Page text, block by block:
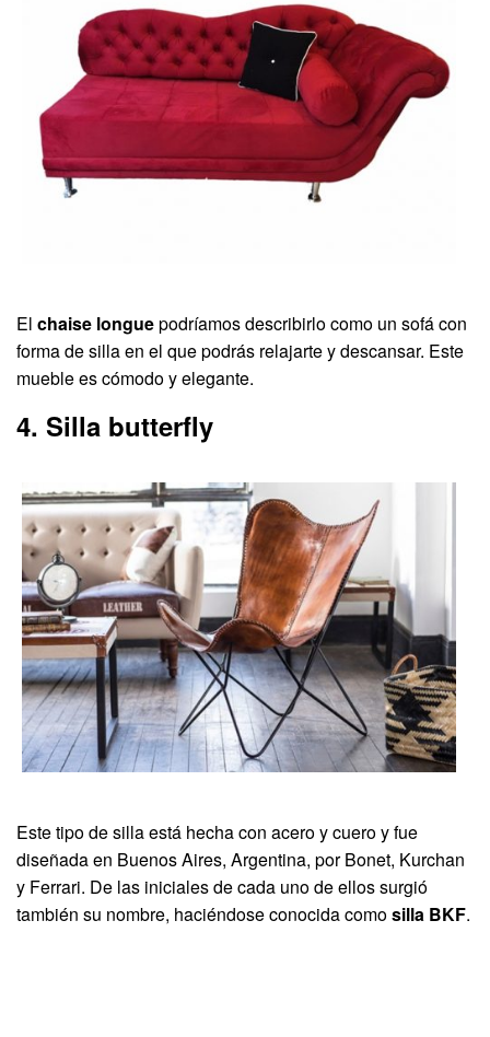
El chaise longuepodríamos describirlo como un sofá con
forma de silla en el que podrás relajarte y descansar. Este
mueble es cómodo y elegante.
4. Silla butterfly
Este tipo de silla está hecha con acero y cuero y fue
diseñada en Buenos Aires, Argentina, por Bonet, Kurchan
y Ferrari. De las iniciales de cada uno de ellos surgió
también su nombre, haciéndose conocida como silla BKF.